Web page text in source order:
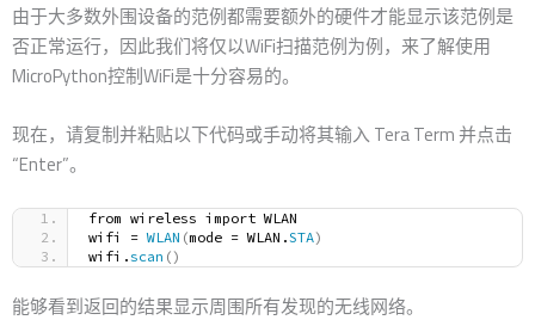
由于大多数外围设备的范例都需要额外的硬件才能显示该范例是
否正常运行，因此我们将仅以WiFi扫描范例为例，来了解使用
MicroPython控制WiFi是十分容易的。
现在，请复制并粘贴以下代码或手动将其输入 Tera Term 并点击
“Enter”。
from wireless import WLAN
wifi = WLAN (mode = WLAN.STA)
wifi.scan ()
能够看到返回的结果显示周围所有发现的无线网络。